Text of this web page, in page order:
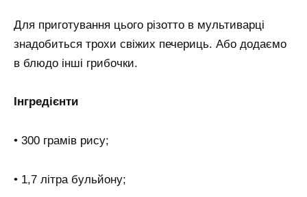
Для приготування цього різотто в мультиварці
знадобиться трохи свіжих печериць. Або додаємо
в блюдо інші грибочки.
Інгредієнти
• 300 грамів рису;
• 1,7 літра бульйону;